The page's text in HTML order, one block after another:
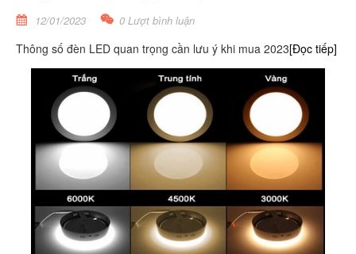
12/01/2023 0 Lượt bình luận
Thông số đèn LED quan trọng cần lưu ý khi mua 2023[Đọc tiếp]